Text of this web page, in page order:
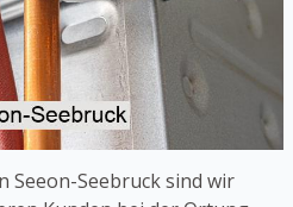
Seeon-Seebruck sind wir